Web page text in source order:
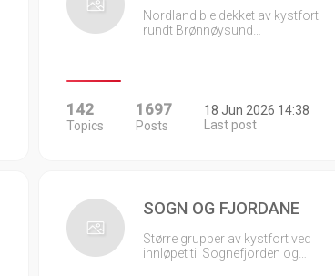
Nordland ble dekket av kystfort
rundt Brønnøysund…
142
Topics
1697
Posts
18 Jun 2026 14:38
Last post
SOGN OG FJORDANE
Større grupper av kystfort ved
innløpet til Sognefjorden og…